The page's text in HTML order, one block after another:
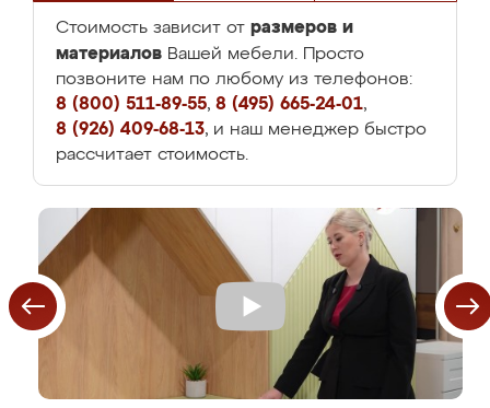
Стоимость зависит от размеров и
материалов Вашей мебели. Просто
позвоните нам по любому из телефонов:
8 (800) 511-89-55, 8 (495) 665-24-01,
8 (926) 409-68-13, и наш менеджер быстро
рассчитает стоимость.